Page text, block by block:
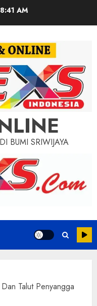
AM
BUMI SRIWIJAYA
Talut Penyangga